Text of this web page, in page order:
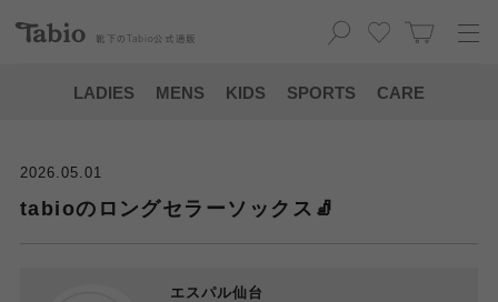
靴下の Tabio 公式通販
LADIES MENS KIDS SPORTS CARE
2026.05.01
tabioのロングセラーソックス🧦
エスパル仙台